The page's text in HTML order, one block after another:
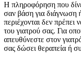
Η πληροφόρηση που
σαν βάση για διάγνωση
περιέχονται δεν πρέπει
του γιατρού σας. Για
απευθύνεστε στον
σας δώσει θεραπεία ή